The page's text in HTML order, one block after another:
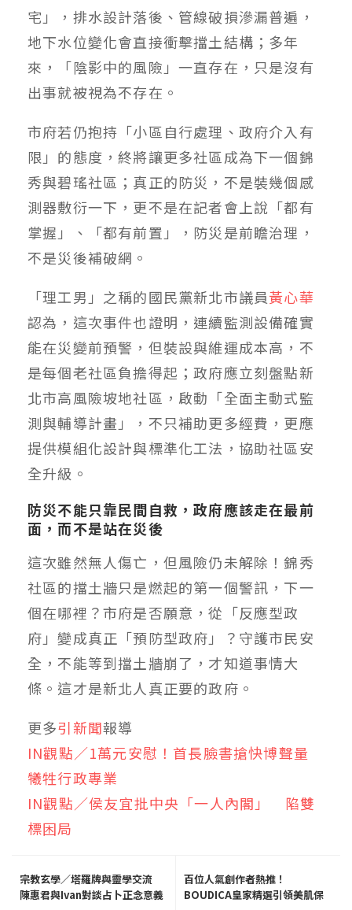
宅」，排水設計落後、管線破損滲漏普遍，
地下水位變化會直接衝擊擋土結構；多年
來，「陰影中的風險」一直存在，只是沒有
出事就被視為不存在。
市府若仍抱持「小區自行處理、政府介入有
限」的態度，終將讓更多社區成為下一個錦
秀與碧瑤社區；真正的防災，不是裝幾個感
測器敷衍一下，更不是在記者會上說「都有
掌握」、「都有前置」，防災是前瞻治理，
不是災後補破網。
「理工男」之稱的國民黨新北市議員黃心華
認為，這次事件也證明，連續監測設備確實
能在災變前預警，但裝設與維運成本高，不
是每個老社區負擔得起；政府應立刻盤點新
北市高風險坡地社區，啟動「全面主動式監
測與輔導計畫」，不只補助更多經費，更應
提供模組化設計與標準化工法，協助社區安
全升級。
防災不能只靠民間自救，政府應該走在最前
面，而不是站在災後
這次雖然無人傷亡，但風險仍未解除！錦秀
社區的擋土牆只是燃起的第一個警訊，下一
個在哪裡？市府是否願意，從「反應型政
府」變成真正「預防型政府」？守護市民安
全，不能等到擋土牆崩了，才知道事情大
條。這才是新北人真正要的政府。
更多引新聞報導
IN觀點／1萬元安慰！首長臉書搶快博聲量
犧牲行政專業
IN觀點／侯友宜批中央「一人內閣」 陷雙
標困局
宗教玄學／塔羅牌與靈學交流
陳惠君與Ivan對談占卜正念意義
百位人氣創作者熱推！
BOUDICA皇家精選引領美肌保